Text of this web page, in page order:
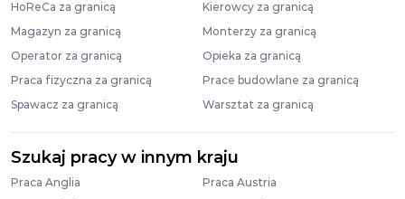
HoReCa za granicą
Kierowcy za granicą
Magazyn za granicą
Monterzy za granicą
Operator za granicą
Opieka za granicą
Praca fizyczna za granicą
Prace budowlane za granicą
Spawacz za granicą
Warsztat za granicą
Szukaj pracy w innym kraju
Praca Anglia
Praca Austria